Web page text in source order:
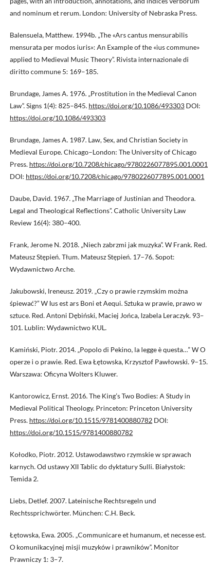
and nominum et rerum. London: University of Nebraska Press.
Balensuela, Matthew. 1994b. „The «Ars cantus mensurabilis
mensurata per modos iuris»: An Example of the «ius commune»
applied to Medieval Music Theory”. Rivista internazionale di
diritto commune 5: 169–185.
Brundage, James A. 1976. „Prostitution in the Medieval Canon
Law”. Signs 1(4): 825–845. https://doi.org/10.1086/493303 DOI:
https://doi.org/10.1086/493303
Brundage, James A. 1987. Law, Sex, and Christian Society in
Medieval Europe. Chicago–London: The University of Chicago
Press. https://doi.org/10.7208/chicago/9780226077895.001.0001
DOI: https://doi.org/10.7208/chicago/9780226077895.001.0001
Daube, David. 1967. „The Marriage of Justinian and Theodora.
Legal and Theological Reflections”. Catholic University Law
Review 16(4): 380–400.
Frank, Jerome N. 2018. „Niech zabrzmi jak muzyka”. W Frank. Red.
Mateusz Stępień. Tłum. Mateusz Stępień. 17–76. Sopot:
Wydawnictwo Arche.
Jakubowski, Ireneusz. 2019. „Czy o prawie rzymskim można
śpiewać?” W Ius est ars Boni et Aequi. Sztuka w prawie, prawo w
sztuce. Red. Antoni Dębiński, Maciej Jońca, Izabela Leraczyk. 93–
101. Lublin: Wydawnictwo KUL.
Kamiński, Piotr. 2014. „Popolo di Pekino, la legge è questa…” W O
operze i o prawie. Red. Ewa Łętowska, Krzysztof Pawłowski. 9–15.
Warszawa: Oficyna Wolters Kluwer.
Kantorowicz, Ernst. 2016. The King’s Two Bodies: A Study in
Medieval Political Theology. Princeton: Princeton University
Press. https://doi.org/10.1515/9781400880782 DOI:
https://doi.org/10.1515/9781400880782
Kołodko, Piotr. 2012. Ustawodawstwo rzymskie w sprawach
karnych. Od ustawy XII Tablic do dyktatury Sulli. Białystok:
Temida 2.
Liebs, Detlef. 2007. Lateinische Rechtsregeln und
Rechtssprichwörter. München: C.H. Beck.
Łętowska, Ewa. 2005. „Communicare et humanum, et necesse est.
O komunikacyjnej misji muzyków i prawników”. Monitor
Prawniczy 1: 3–7.